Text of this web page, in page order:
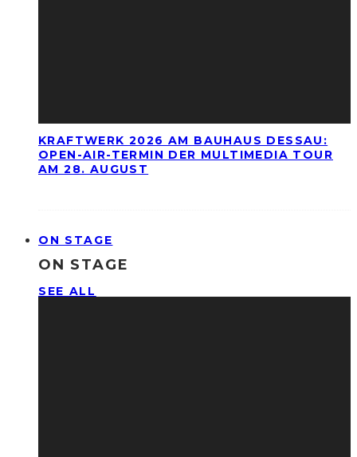
KRAFTWERK 2026 AM BAUHAUS DESSAU:
OPEN-AIR-TERMIN DER MULTIMEDIA TOUR
AM 28. AUGUST
ON STAGE
ON STAGE
SEE ALL